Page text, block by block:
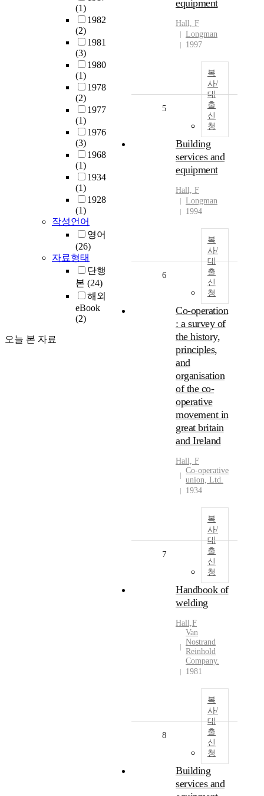
(1)
1982
(2)
1981
(3)
1980
(1)
1978
(2)
1977
(1)
1976
(3)
1968
(1)
1934
(1)
1928
(1)
작성언어
영어
(26)
자료형태
단행
본 (24)
해외
eBook
(2)
오늘 본 자료
equipment
Hall, F
Longman
1997
복
사/
대
출
신
청
5
Building
services and
equipment
Hall, F
Longman
1994
복
사/
대
출
신
청
6
Co-operation
: a survey of
the history,
principles,
and
organisation
of the co-
operative
movement in
great britain
and Ireland
Hall, F
Co-operative
union, Ltd.
1934
복
사/
대
출
신
청
7
Handbook of
welding
Hall,F
Van
Nostrand
Reinhold
Company.
1981
복
사/
대
출
신
청
8
Building
services and